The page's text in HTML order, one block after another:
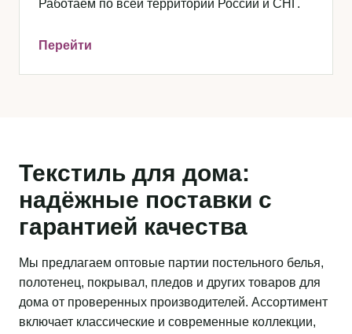
Работаем по всей территории России и СНГ.
Перейти
Текстиль для дома:
надёжные поставки с
гарантией качества
Мы предлагаем оптовые партии постельного белья,
полотенец, покрывал, пледов и других товаров для
дома от проверенных производителей. Ассортимент
включает классические и современные коллекции,